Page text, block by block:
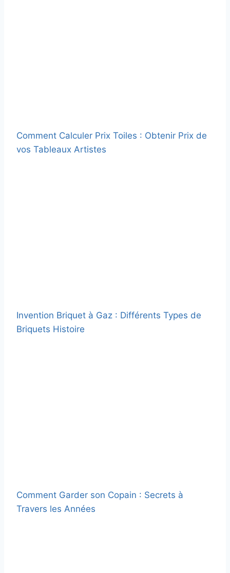
Comment Calculer Prix Toiles : Obtenir Prix de
vos Tableaux Artistes
Invention Briquet à Gaz : Différents Types de
Briquets Histoire
Comment Garder son Copain : Secrets à
Travers les Années